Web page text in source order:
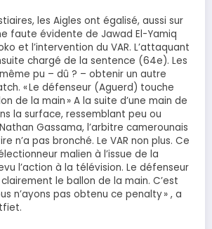
les Aigles ont égalisé, aussi sur
faute évidente de Jawad El-Yamiq
et l’intervention du VAR. L’attaquant
chargé de la sentence (64e). Les
pu – dû ? – obtenir un autre
« Le défenseur (Aguerd) touche
de la main » A la suite d’une main de
la surface, ressemblant peu ou
Gassama, l’arbitre camerounais
n’a pas bronché. Le VAR non plus. Ce
malien à l’issue de la
l’action à la télévision. Le défenseur
le ballon de la main. C’est
n’ayons pas obtenu ce penalty » , a